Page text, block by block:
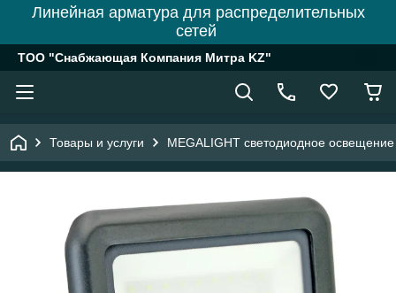
Линейная арматура для распределительных
сетей
ТОО "Снабжающая Компания Митра KZ"
Товары и услуги MEGALIGHT светодиодное освещение